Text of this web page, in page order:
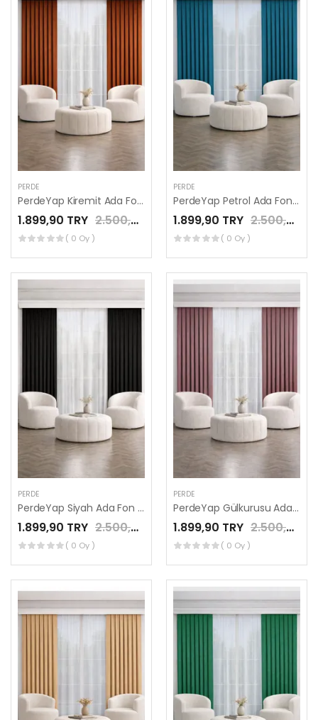
PERDE
PerdeYap Kiremit Ada Fon Perde Tek Kanat 1/3 Sık Pile
1.899,90 TRY 2.500,00 TRY
( 0 Oy )
PERDE
PerdeYap Petrol Ada Fon Perde Tek Kanat 1/3 Sık Pile
1.899,90 TRY 2.500,00 TRY
( 0 Oy )
PERDE
PerdeYap Siyah Ada Fon Perde Tek Kanat 1/3 Sık Pile
1.899,90 TRY 2.500,00 TRY
( 0 Oy )
PERDE
PerdeYap Gülkurusu Ada Fon Perde Tek Kanat 1/3 Sık Pile
1.899,90 TRY 2.500,00 TRY
( 0 Oy )